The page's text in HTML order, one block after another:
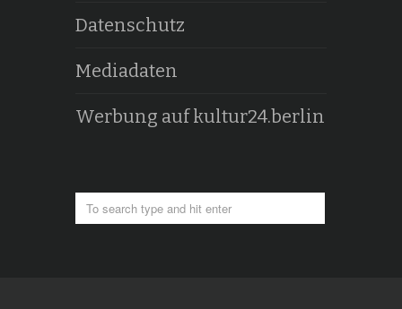
Datenschutz
Mediadaten
Werbung auf kultur24.berlin